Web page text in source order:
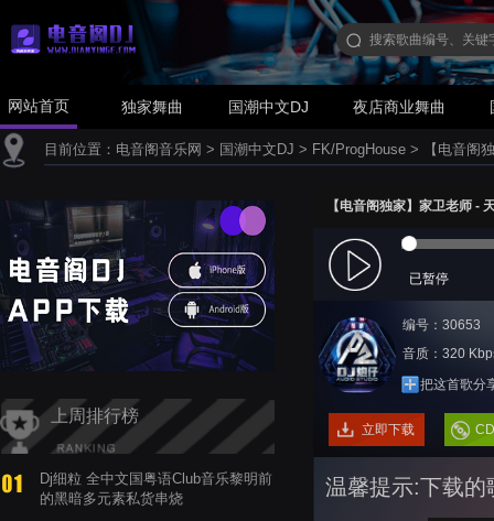
网站首页 独家舞曲 国潮中文DJ 夜店商业舞曲
目前位置： 电音阁音乐网 > 国潮中文DJ > FK/ProgHouse > 【电音阁
上周排行榜
Dj细粒 全中文国粤语Club音乐黎明前
的黑暗多元素私货串烧
【电音阁独家】家卫老师 -
已暂停
编号：30653
音质：320
把这首歌分
立即下载
温馨提示:下载的